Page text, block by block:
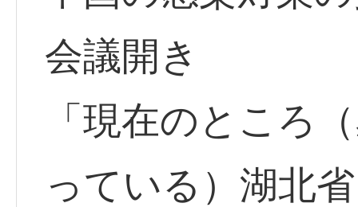
会議開き
「現在のところ
っている）湖北